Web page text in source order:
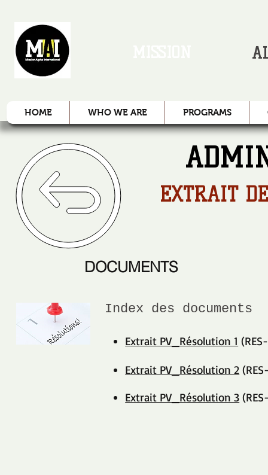
EXTRAIT
DOCUMENTS
Index des documents
Extrait PV_Résolution 1
Extrait PV_Résolution 2
Extrait PV_Résolution 3
HOME WHO WE ARE PROGRAMS